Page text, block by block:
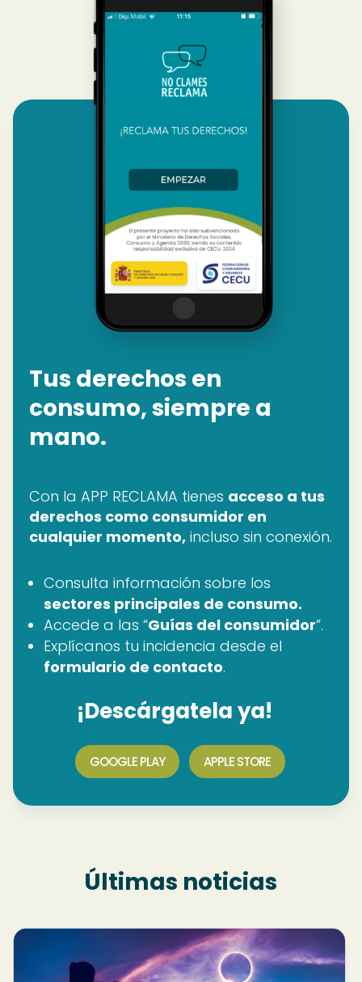
Tus derechos en
consumo, siempre a
mano.
Con la APP RECLAMA tienes acceso a tus
derechos como consumidor en
cualquier momento,incluso sin conexión.
Consulta información sobre los
sectores principales de consumo.
Accede a las “Guías del consumidor”.
Explícanos tu incidencia desde el
formulario de contacto.
¡Descárgatela ya!
GOOGLE PLAY APPLE STORE
Últimas noticias